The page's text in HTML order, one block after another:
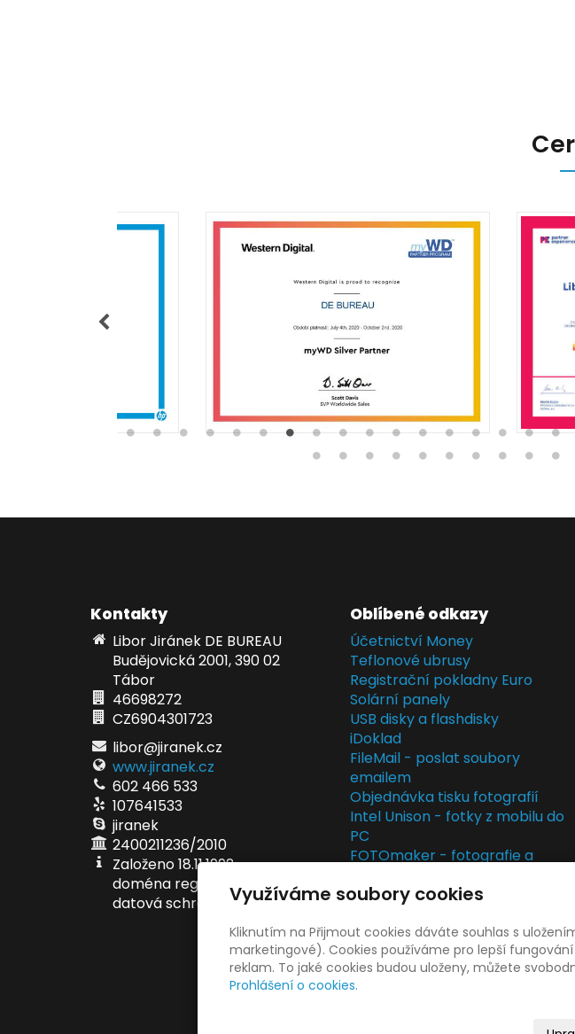
Kontakty
Libor Jiránek DE BUREAU
Budějovická 2001, 390 02
Tábor
46698272
CZ6904301723
libor@jiranek.cz
www.jiranek.cz
602 466 533
107641533
jiranek
2400211236/2010
Založeno 18.11.1992
doména registrována 5.6.1998
datová schránka ei6ae6v
Oblíbené odkazy
Účetnictví Money
Teflonové ubrusy
Registrační pokladny Euro
Solární panely
USB disky a flashdisky
iDoklad
FileMail - poslat soubory
emailem
Objednávka tisku fotografií
Intel Unison - fotky z mobilu do
PC
FOTOmaker - fotografie a
EET pokladny
Využíváme soubory cookies
Kliknutím na Přijmout cookies dáváte souhlas s
marketingové). Cookies používáme pro lepší
reklam. To jaké cookies budou uloženy, můžete
Prohlášení o cookies.